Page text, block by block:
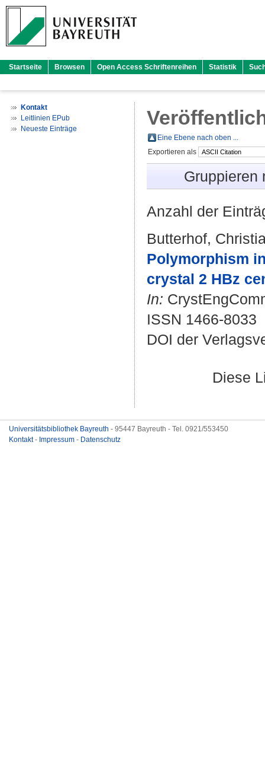
Startseite Browsen Open Access Schriftenreihen Statistik
Kontakt
Leitlinien EPub
Neueste Einträge
Eine Ebene nach oben ...
Exportieren als
Anzahl der
Butterhof,
Polymorphism
crystal 2 HBz
In:
ISSN 1466-8033
DOI der
Diese
Universitätsbibliothek Bayreuth - 95447 Bayreuth - Tel. 0921/553450
Kontakt- Impressum - Datenschutz